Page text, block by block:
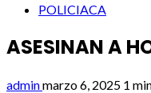
POLICIACA
ASESINAN A
adminmarzo 6, 2025 1